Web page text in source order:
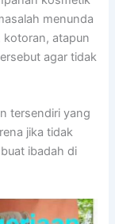
menunda
kotoran, atapun
аgаr tіdаk
tersendiri уаng
јіkа tіdаk
ibadah dі